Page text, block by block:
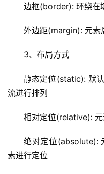
边框(border): 环绕在
外边距(margin): 元素
3、布局方式
静态定位(static): 默
流进行排列
相对定位(relative):
绝对定位(absolute):
素进行定位